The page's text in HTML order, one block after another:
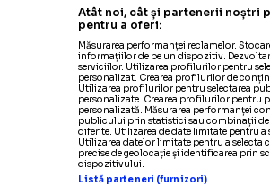
ARHIVA FOTBAL
Tragerea la sorti a grupelor
Unirea Urziceni va juca in grupa G
Rangers si Stuttgart
ARHIVA FOTBAL
ARHIVA FOTBAL
Play-offLiga
Antrenorul lui Stuttgart
fotbalul romanesc:Ar fi
picam in grupe cu trei
romanesti
ARHIVA FOTBAL
Liga Campionilor/ Lyon
aproape calificate/ FC
spera la o minune la
ARHIVA FOTBAL
Timisoara-Stuttgart
Over!
Atât noi, cât și partenerii noștri
pentru a oferi:
Măsurarea performanței reclamelor.
informațiilor de pe un dispozitiv.
serviciilor. Utilizarea profilurilor pentru
personalizat. Crearea profilurilor de
Utilizarea profilurilor pentru selectarea
personalizate. Crearea profilurilor pentru
personalizată. Măsurarea performanței
publicului prin statistici sau combinații de
diferite. Utilizarea de date limitate pentru a
Utilizarea datelor limitate pentru a selecta
precise de geolocație și identificarea prin
dispozitivului.
Listă parteneri (furnizori)